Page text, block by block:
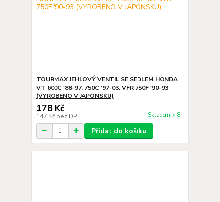
TOURMAX JEHLOVÝ VENTIL SE SEDLEM HONDA
VT 600C '88-97, 750C '97-03, VFR 750F '90-93
(VYROBENO V JAPONSKU)
178 Kč
147 Kč bez DPH Skladem > 8
Přidat do košíku